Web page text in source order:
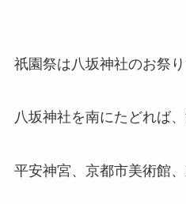
祇園祭は八坂神社のお祭り
八坂神社を南にたどれば
平安神宮、京都市美術館